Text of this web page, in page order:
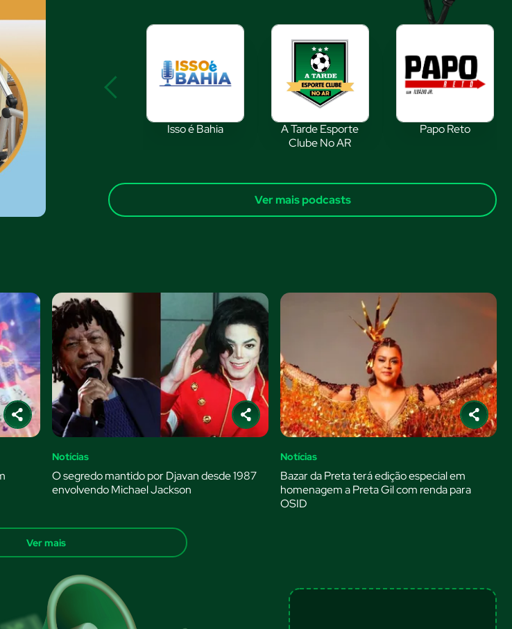
Isso é Bahia
A Tarde Esporte
Clube No AR
Papo Reto
Ver mais podcasts
Notícias
O segredo mantido por Djavan desde 1987
envolvendo Michael Jackson
Notícias
Bazar da Preta terá edição especial em
homenagem a Preta Gil com renda para
OSID
Ver mais